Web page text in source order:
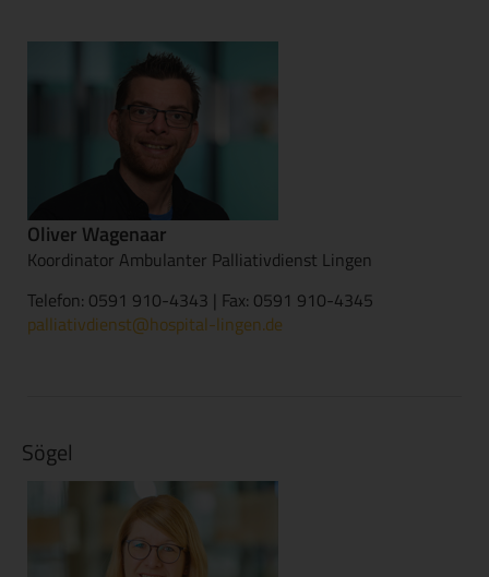
Oliver Wagenaar
Koordinator Ambulanter Palliativdienst Lingen
Telefon: 0591 910-4343 | Fax: 0591 910-4345
palliativdienst@hospital-lingen.de
Sögel